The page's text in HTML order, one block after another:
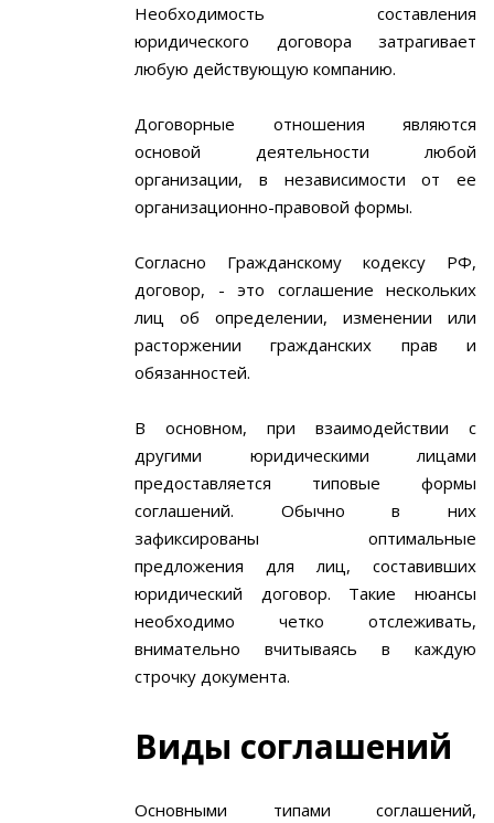
Необходимость составления
юридического договора затрагивает
любую действующую компанию.
Договорные отношения являются
основой деятельности любой
организации, в независимости от ее
организационно-правовой формы.
Согласно Гражданскому кодексу РФ,
договор, - это соглашение нескольких
лиц об определении, изменении или
расторжении гражданских прав и
обязанностей.
В основном, при взаимодействии с
другими юридическими лицами
предоставляется типовые формы
соглашений. Обычно в них
зафиксированы оптимальные
предложения для лиц, составивших
юридический договор. Такие нюансы
необходимо четко отслеживать,
внимательно вчитываясь в каждую
строчку документа.
Виды соглашений
Основными типами соглашений,